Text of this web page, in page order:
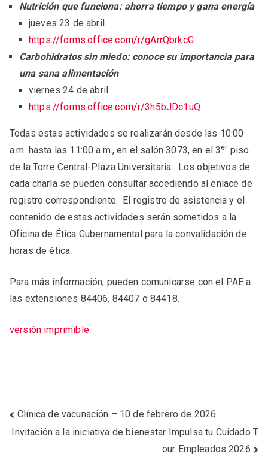
Nutrición que funciona: ahorra tiempo y gana energía
jueves 23 de abril
https://forms.office.com/r/gArrQbrkcG
Carbohidratos sin miedo: conoce su importancia para
una sana alimentación
viernes 24 de abril
https://forms.office.com/r/3h5bJDc1uQ
Todas estas actividades se realizarán desde las 10:00
a.m. hasta las 11:00 a.m., en el salón 3073, en el 3 er piso
de la Torre Central-Plaza Universitaria. Los objetivos de
cada charla se pueden consultar accediendo al enlace de
registro correspondiente. El registro de asistencia y el
contenido de estas actividades serán sometidos a la
Oficina de Ética Gubernamental para la convalidación de
horas de ética.
Para más información, pueden comunicarse con el PAE a
las extensiones 84406, 84407 o 84418.
versión imprimible
Clínica de vacunación – 10 de febrero de 2026
Invitación a la iniciativa de bienestar Impulsa tu Cuidado T
our Empleados 2026